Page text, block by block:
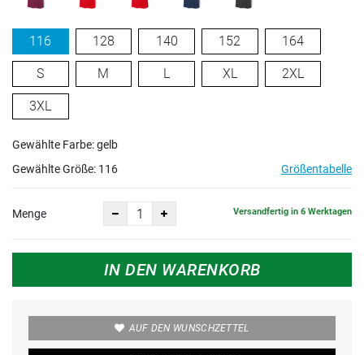
116 128 140 152 164
S M L XL 2XL
3XL
Gewählte Farbe: gelb
Gewählte Größe: 116 Größentabelle
Menge Versandfertig in 6 Werktagen
IN DEN WARENKORB
AUF DEN WUNSCHZETTEL